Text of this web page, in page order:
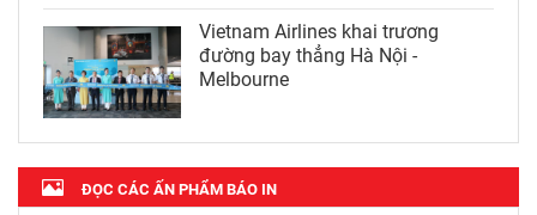
Vietnam Airlines khai trương
đường bay thẳng Hà Nội -
Melbourne
ĐỌC CÁC ẤN PHẨM BÁO IN